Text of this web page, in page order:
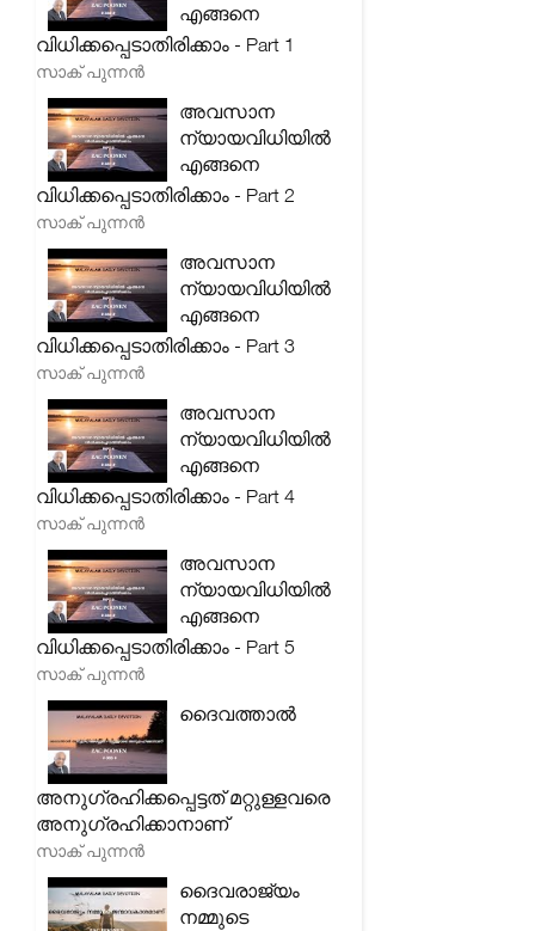
എങ്ങനെ
വിധിക്കപ്പെടാതിരിക്കാം - Part 1
സാക് പുന്നൻ
അവസാന
ന്യായവിധിയിൽ
എങ്ങനെ
വിധിക്കപ്പെടാതിരിക്കാം - Part 2
സാക് പുന്നൻ
അവസാന
ന്യായവിധിയിൽ
എങ്ങനെ
വിധിക്കപ്പെടാതിരിക്കാം - Part 3
സാക് പുന്നൻ
അവസാന
ന്യായവിധിയിൽ
എങ്ങനെ
വിധിക്കപ്പെടാതിരിക്കാം - Part 4
സാക് പുന്നൻ
അവസാന
ന്യായവിധിയിൽ
എങ്ങനെ
വിധിക്കപ്പെടാതിരിക്കാം - Part 5
സാക് പുന്നൻ
ദൈവത്താൽ
അനുഗ്രഹിക്കപ്പെട്ടത് മറ്റുള്ളവരെ
അനുഗ്രഹിക്കാനാണ്
സാക് പുന്നൻ
ദൈവരാജ്യം
നമ്മുടെ